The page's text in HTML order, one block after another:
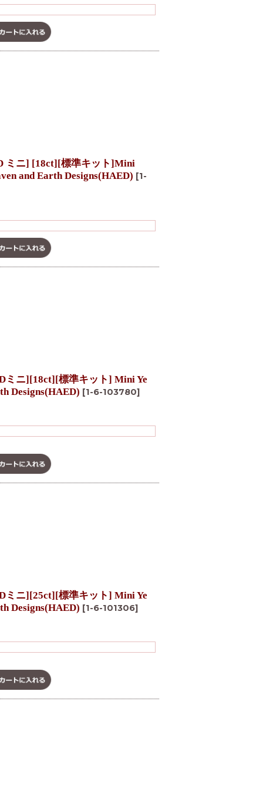
ミニ] [18ct][標準キット]Mini
and Earth Designs(HAED) [1-
ミニ][18ct][標準キット] Mini Ye
Designs(HAED) [1-6-103780]
ミニ][25ct][標準キット] Mini Ye
Designs(HAED) [1-6-101306]